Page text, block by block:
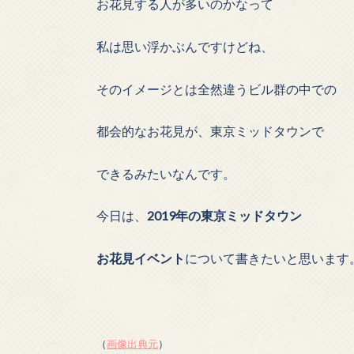
お花見する人が多いのかなって
私は思い浮かぶんですけどね、
そのイメージとは全然違うビル群の中での
都会的なお花見が、東京ミッドタウンで
できるみたいなんです。
今日は、 2019年の東京ミッドタウン
お花見イベント について書きたいと思います
（画像出典元）